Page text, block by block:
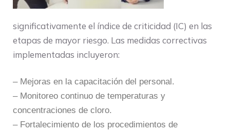
significativamente el índice de criticidad (IC) en las
etapas de mayor riesgo. Las medidas correctivas
implementadas incluyeron:
– Mejoras en la capacitación del personal.
– Monitoreo continuo de temperaturas y
concentraciones de cloro.
– Fortalecimiento de los procedimientos de